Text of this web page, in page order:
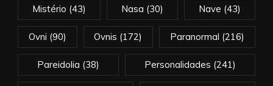
Mistério (43) Nasa (30) Nave (43)
Ovni (90) Ovnis (172) Paranormal (216)
Pareidolia (38) Personalidades (241)